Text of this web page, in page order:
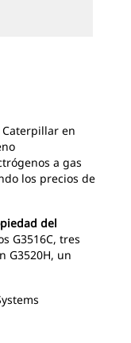
en
a gas
los precios de
del
G3516C, tres
G3520H, un